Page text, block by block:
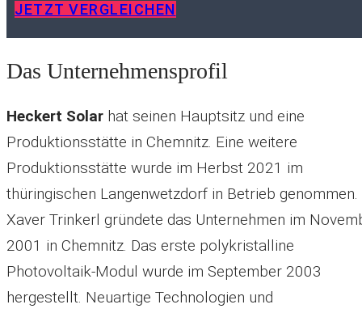
JETZT VERGLEICHEN
Das Unternehmensprofil
Heckert Solar hat seinen Hauptsitz und eine
Produktionsstätte in Chemnitz. Eine weitere
Produktionsstätte wurde im Herbst 2021 im
thüringischen Langenwetzdorf in Betrieb genommen.
Xaver Trinkerl gründete das Unternehmen im
2001 in Chemnitz. Das erste polykristalline
Photovoltaik-Modul wurde im September 2003
hergestellt. Neuartige Technologien und